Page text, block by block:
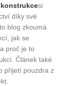
si
díky své
blog zkoumá
jak se
proč je to
Článek také
přijetí pouzdra z